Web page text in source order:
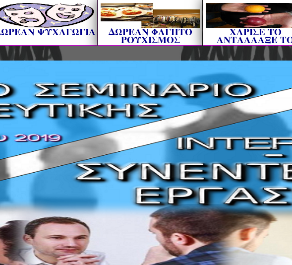
ΨΥΧΑΓΩΓΙΑ ΔΩΡΕΑΝ ΦΑΓΗΤΟ
ΡΟΥΧΙΣΜΟΣ
ΧΑΡΙΣΕ ΤΟ
ΑΝΤΑΛΛΑΞΕ